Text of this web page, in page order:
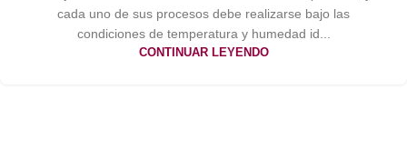
cada uno de sus procesos debe realizarse bajo las
condiciones de temperatura y humedad id...
CONTINUAR LEYENDO